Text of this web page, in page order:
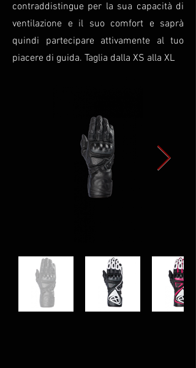
contraddistingue per la sua capacità di
ventilazione e il suo comfort e saprà
quindi partecipare attivamente al tuo
piacere di guida. Taglia dalla XS alla XL